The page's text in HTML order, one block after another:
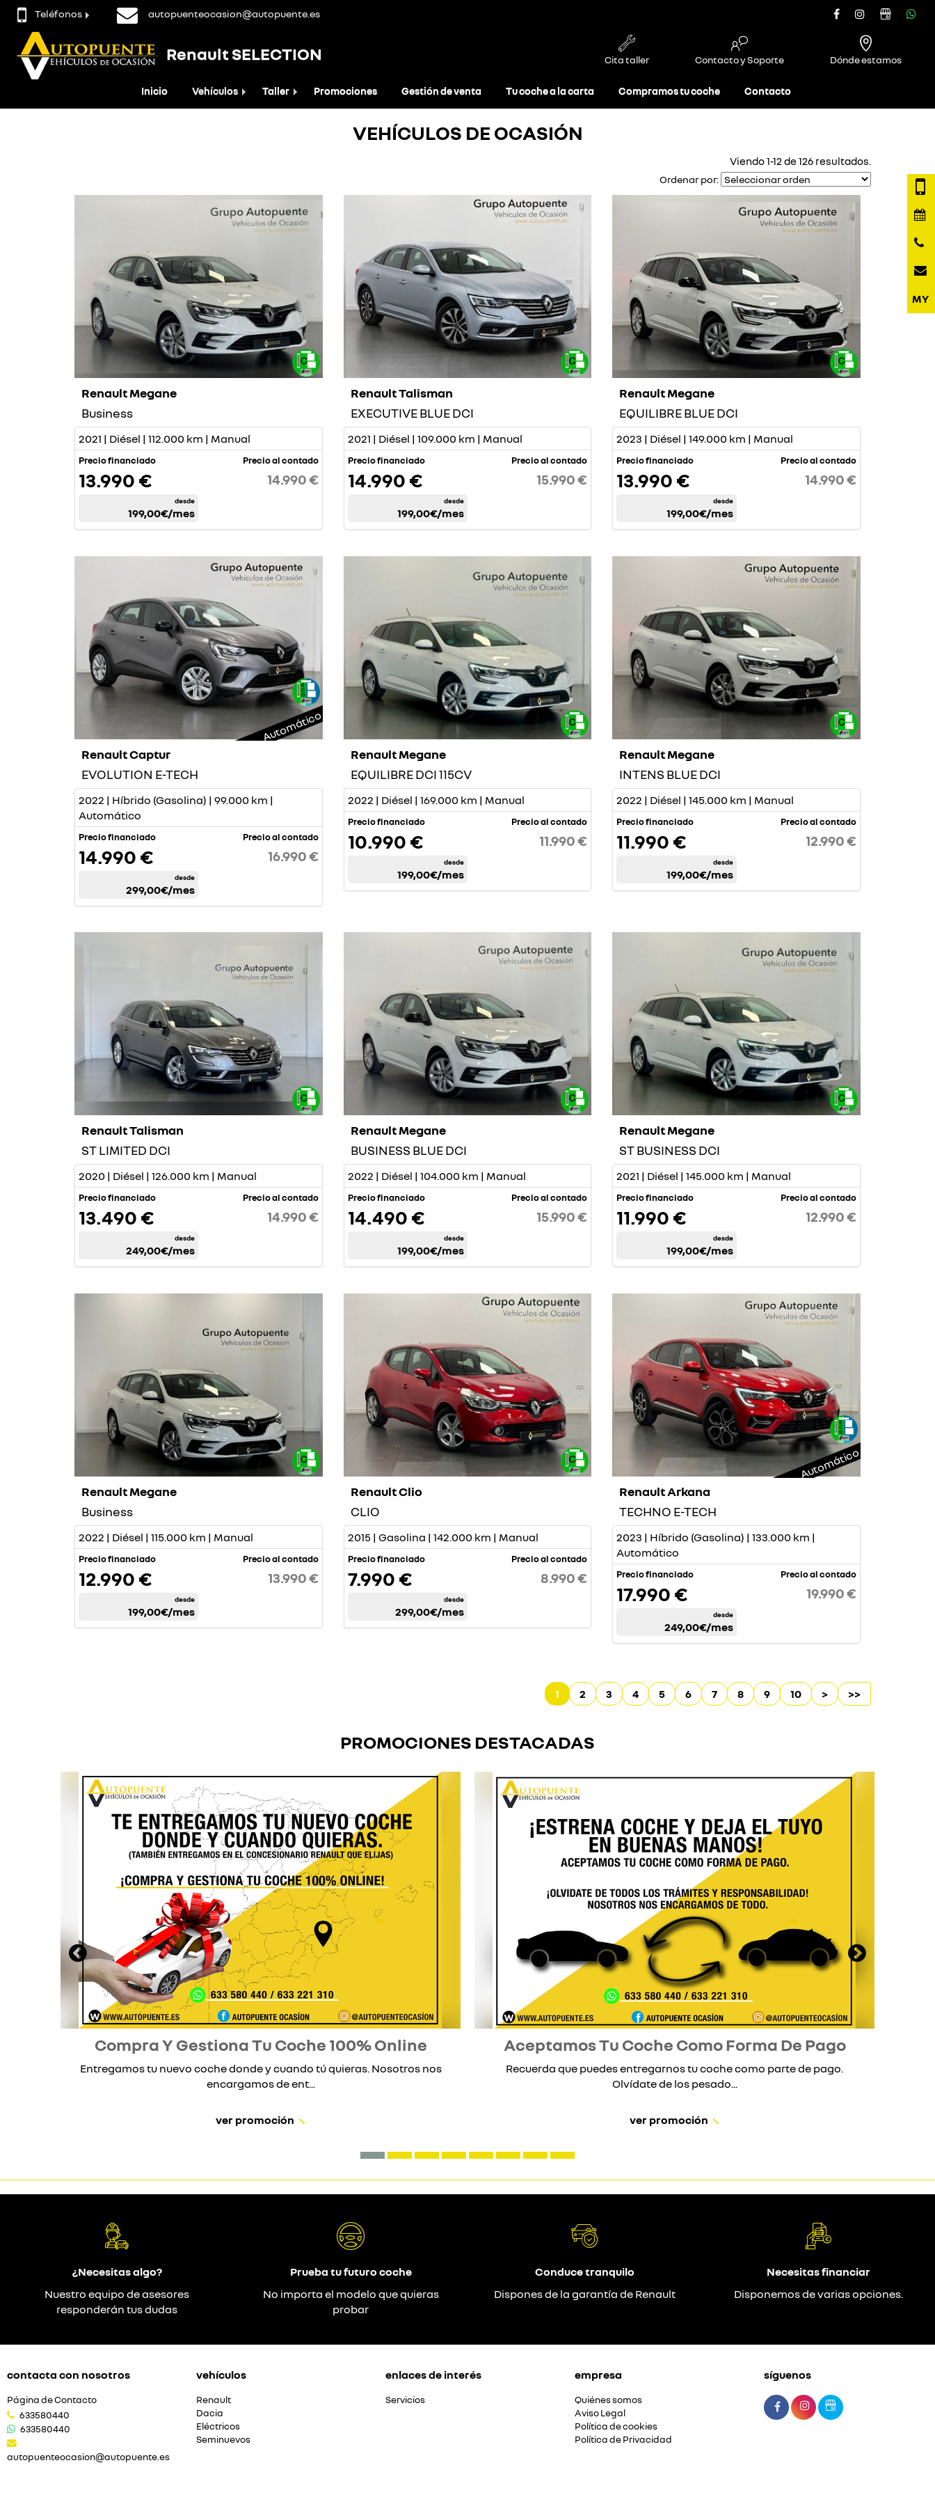
Teléfonos autopuenteocasion@autopuente.es
Renault SELECTION Cita taller Contacto y Soporte Dónde estamos
Inicio Vehículos Taller Promociones Gestión de venta Tu coche a la carta Compramos tu coche Contacto
VEHÍCULOS DE OCASIÓN
Viendo 1-12 de 126 resultados.
Ordenar por:
Renault Megane
Business
2021 | Diésel | 112.000 km | Manual
Precio financiado
13.990 €
desde
199,00€/mes
Precio al contado
14.990 €
Renault Talisman
EXECUTIVE BLUE DCI
2021 | Diésel | 109.000 km | Manual
Precio financiado
14.990 €
desde
199,00€/mes
Precio al contado
15.990 €
Renault Megane
EQUILIBRE BLUE DCI
2023 | Diésel | 149.000 km | Manual
Precio financiado
13.990 €
desde
199,00€/mes
Precio al contado
14.990 €
Automático
Renault Captur
EVOLUTION E-TECH
2022 | Híbrido (Gasolina) | 99.000 km |
Automático
Precio financiado
14.990 €
desde
299,00€/mes
Precio al contado
16.990 €
Renault Megane
EQUILIBRE DCI 115CV
2022 | Diésel | 169.000 km | Manual
Precio financiado
10.990 €
desde
199,00€/mes
Precio al contado
11.990 €
Renault Megane
INTENS BLUE DCI
2022 | Diésel | 145.000 km | Manual
Precio financiado
11.990 €
desde
199,00€/mes
Precio al contado
12.990 €
Renault Talisman
ST LIMITED DCI
2020 | Diésel | 126.000 km | Manual
Precio financiado
13.490 €
desde
249,00€/mes
Precio al contado
14.990 €
Renault Megane
BUSINESS BLUE DCI
2022 | Diésel | 104.000 km | Manual
Precio financiado
14.490 €
desde
199,00€/mes
Precio al contado
15.990 €
Renault Megane
ST BUSINESS DCI
2021 | Diésel | 145.000 km | Manual
Precio financiado
11.990 €
desde
199,00€/mes
Precio al contado
12.990 €
Renault Megane
Business
2022 | Diésel | 115.000 km | Manual
Precio financiado
12.990 €
desde
199,00€/mes
Precio al contado
13.990 €
Renault Clio
CLIO
2015 | Gasolina | 142.000 km | Manual
Precio financiado
7.990 €
desde
299,00€/mes
Precio al contado
8.990 €
Automático
Renault Arkana
TECHNO E-TECH
2023 | Híbrido (Gasolina) | 133.000 km |
Automático
Precio financiado
17.990 €
desde
249,00€/mes
Precio al contado
19.990 €
1 2 3 4 5 6 7 8 9 10 > >>
PROMOCIONES DESTACADAS
Compra Y Gestiona Tu Coche 100% Online
Entregamos tu nuevo coche donde y cuando tú quieras. Nosotros nos
encargamos de ent...
ver promoción
Aceptamos Tu Coche Como Forma De Pago
Recuerda que puedes entregarnos tu coche como parte de pago.
Olvídate de los pesado...
ver promoción
¿Necesitas algo?
Nuestro equipo de asesores
responderán tus dudas
Prueba tu futuro coche
No importa el modelo que quieras
probar
Conduce tranquilo
Dispones de la garantía de Renault
Necesitas financiar
Disponemos de varias opciones.
contacta con nosotros
Página de Contacto
633580440
633580440
autopuenteocasion@autopuente.es
vehículos
Renault
Dacia
Eléctricos
Seminuevos
enlaces de interés
Servicios
empresa
Quiénes somos
Aviso Legal
Política de cookies
Política de Privacidad
síguenos